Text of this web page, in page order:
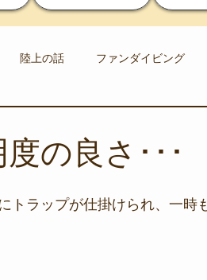
陸上の話 ファンダイビング
の養殖
の良さ･･･
トラップが仕掛けられ、一時